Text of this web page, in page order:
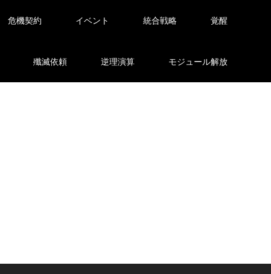
危機契約 イベント 統合戦略 覚醒
殲滅依頼 逆理演算 モジュール解放